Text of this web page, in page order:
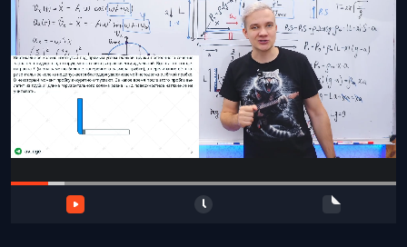
материалы
Проверка
сочинений
и